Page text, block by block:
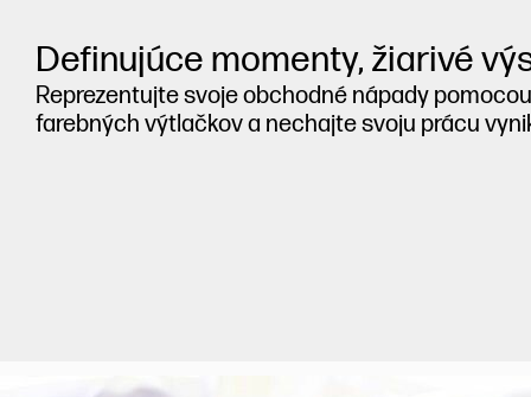
Definujúce momenty, žiarivé
Reprezentujte svoje obchodné nápady
farebných výtlačkov a nechajte svoju prácu